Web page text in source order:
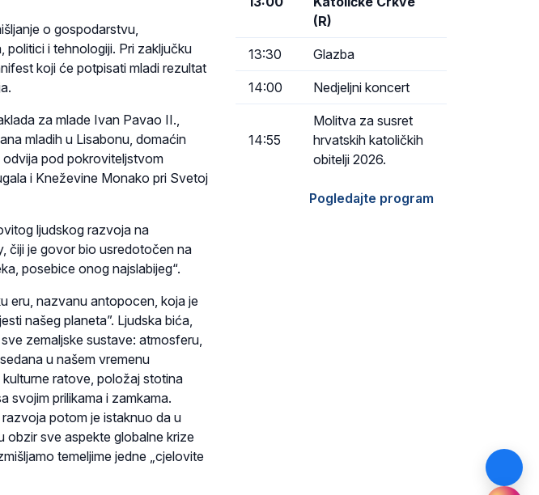
o gospodarstvu,
i tehnologiji. Pri zaključku
koji će potpisati mladi rezultat
za mlade Ivan Pavao II.,
mladih u Lisabonu, domaćin
pod pokroviteljstvom
i Kneževine Monako pri Svetoj
ljudskog razvoja na
čiji je govor bio usredotočen na
posebice onog najslabijeg“.
eru, nazvanu antopocen, koja je
našeg planeta”. Ljudska bića,
zemaljske sustave: atmosferu,
u našem vremenu
ratove, položaj stotina
svojim prilikama i zamkama.
potom je istaknuo da u
obzir sve aspekte globalne krize
temeljime jedne „cjelovite
(R)
13:30 Glazba
14:00 Nedjeljni koncert
14:55
Molitva za susret
hrvatskih katoličkih
obitelji 2026.
Pogledajte program